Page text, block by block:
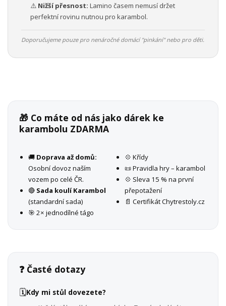
⚠️ Nižší přesnost: Lamino časem nemusí držet
perfektní rovinu nutnou pro karambol.
Doporučujeme pouze pro nenáročné domácí "pinkání" nebo pro děti.
🎁 Co máte od nás jako dárek ke
karambolu ZDARMA
🚚 Doprava až domů:
Osobní dovoz naším
vozem po celé ČR.
🔴 Sada koulí Karambol
(standardní sada)
🎯 2× jednodílné tágo
💠 Křídy
📜 Pravidla hry – karambol
💠 Sleva 15 % na první
přepotažení
📄 Certifikát Chytrestoly.cz
❓ Časté dotazy
🗓️Kdy mi stůl dovezete?